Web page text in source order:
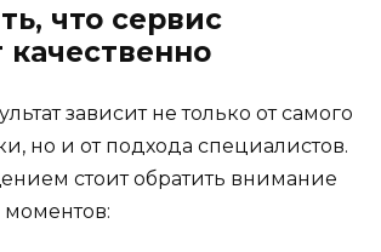
что сервис
качественно
зависит не только от самого
но и от подхода специалистов.
стоит обратить внимание
моментов: